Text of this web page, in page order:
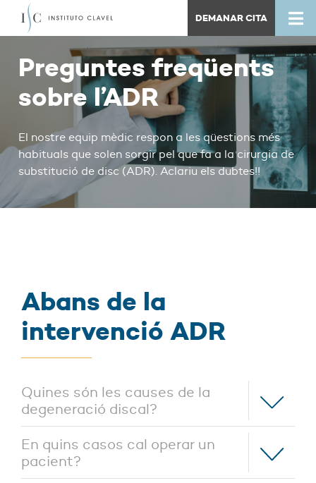
DEMANAR CITA
Preguntes freqüents
sobre l’ADR
El nostre equip mèdic respon a les qüestions més
habituals que solen sorgir pel que fa a la cirurgia de
substitució de disc (ADR). Aclariu els dubtes!!
Abans de la
intervenció ADR
Quines són les causes de la
degeneració discal?
En quins casos cal operar un
pacient?